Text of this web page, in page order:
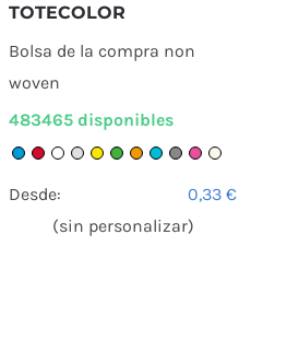
TOTECOLOR
Bolsa de la compra non
woven
483465 disponibles
Desde: 0,33€
(sin personalizar)